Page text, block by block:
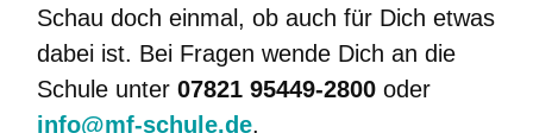
Schau doch einmal, ob auch für Dich etwas
dabei ist. Bei Fragen wende Dich an die
Schule unter07821 95449-2800 oder
info@mf-schule.de.